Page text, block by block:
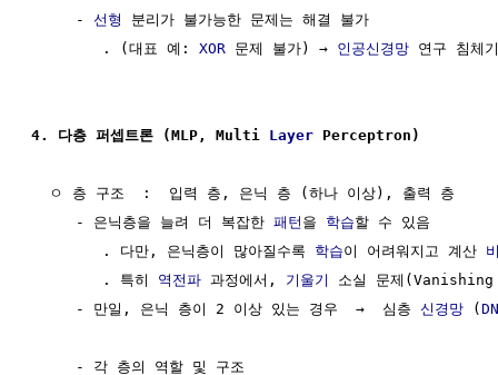
     -
선형
분리가 불가능한 문제는 해결 불가
        . (대표 예:
XOR 문제 불가) → 인공신경망 연구 침체
4. 다층 퍼셉트론 (MLP, Multi Layer Perceptron)
  ㅇ 층 구조  :  입력 층, 은닉 층 (하나 이상), 출력 층
     - 은닉층을 늘려 더 복잡한
패턴 을 학습할 수 있음
        . 다만, 은닉층이 많아질수록
학습이 어려워지고 계산
        . 특히
역전파 과정에서, 기울기
소실 문제
     - 만일, 은닉 층이 2 이상 있는 경우  →  심층
신경망 (
     - 각 층의 역할 및 구조